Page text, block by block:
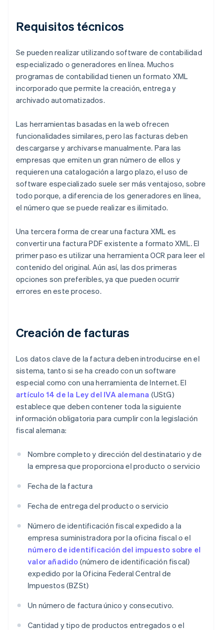
Requisitos técnicos
Se pueden realizar utilizando software de contabilidad
especializado o generadores en línea. Muchos
programas de contabilidad tienen un formato XML
incorporado que permite la creación, entrega y
archivado automatizados.
Las herramientas basadas en la web ofrecen
funcionalidades similares, pero las facturas deben
descargarse y archivarse manualmente. Para las
empresas que emiten un gran número de ellos y
requieren una catalogación a largo plazo, el uso de
software especializado suele ser más ventajoso, sobre
todo porque, a diferencia de los generadores en línea,
el número que se puede realizar es ilimitado.
Una tercera forma de crear una factura XML es
convertir una factura PDF existente a formato XML. El
primer paso es utilizar una herramienta OCR para leer el
contenido del original. Aún así, las dos primeras
opciones son preferibles, ya que pueden ocurrir
errores en este proceso.
Creación de facturas
Los datos clave de la factura deben introducirse en el
sistema, tanto si se ha creado con un software
especial como con una herramienta de Internet. El
artículo 14 de la Ley del IVA alemana (UStG)
establece que deben contener toda la siguiente
información obligatoria para cumplir con la legislación
fiscal alemana:
Nombre completo y dirección del destinatario y de
la empresa que proporciona el producto o servicio
Fecha de la factura
Fecha de entrega del producto o servicio
Número de identificación fiscal expedido a la
empresa suministradora por la oficina fiscal o el
número de identificación del impuesto sobre el
valor añadido (número de identificación fiscal)
expedido por la Oficina Federal Central de
Impuestos (BZSt)
Un número de factura único y consecutivo.
Cantidad y tipo de productos entregados o el